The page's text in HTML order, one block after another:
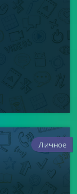
Личное